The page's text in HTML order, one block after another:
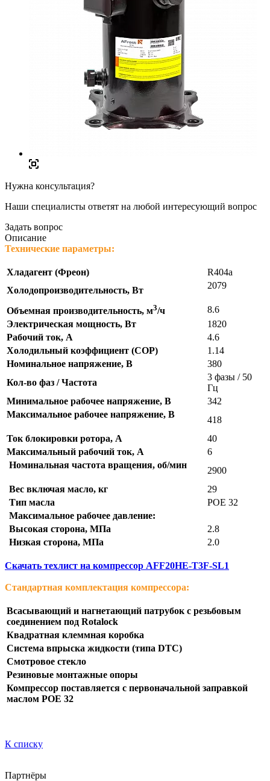
Нужна консультация?
Наши специалисты ответят на любой интересующий вопрос
Задать вопрос
Описание
Технические параметры:
Хладагент (Фреон)
R404a
Холодопроизводительность, Вт
2079
Объемная производительность, м3/ч
8.6
Электрическая мощность, Вт
1820
Рабочий ток, А
4.6
Холодильный коэффициент (СОР)
1.14
Номинальное напряжение, В
380
Кол-во фаз / Частота
3 фазы / 50
Гц
Минимальное рабочее напряжение, В
342
Максимальное рабочее напряжение, В
418
Ток блокировки ротора, А
40
Максимальный рабочий ток, А
6
Номинальная частота вращения, об/мин
2900
Вес включая масло, кг
29
Тип масла
POE 32
Максимальное рабочее давление:
Высокая сторона, МПа
2.8
Низкая сторона, МПа
2.0
Скачать техлист на компрессор AFF20HE-T3F-SL1
Стандартная комплектация компрессора:
Всасывающий и нагнетающий патрубок с резьбовым
соединением под Rotalock
Квадратная клеммная коробка
Система впрыска жидкости (типа DTC)
Смотровое стекло
Резиновые монтажные опоры
Компрессор поставляется с первоначальной заправкой
маслом POE 32
К списку
Партнёры